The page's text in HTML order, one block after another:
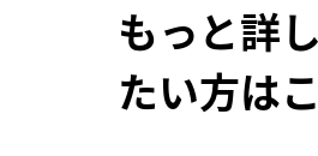
もっと詳
たい方は